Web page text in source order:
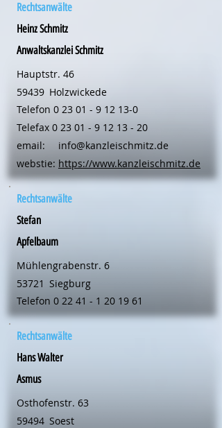
Rechtsanwälte
Heinz Schmitz
Anwaltskanzlei Schmitz
Hauptstr. 46
59439 Holzwickede
Telefon 0 23 01 - 9 12 13-0
Telefax 0 23 01 - 9 12 13 - 20
email:
webstie:
info@kanzleischmitz.de
https://www.kanzleischmitz.de
Rechtsanwälte
Stefan
Apfelbaum
Mühlengrabenstr. 6
53721 Siegburg
Telefon 0 22 41 - 1 20 19 61
Rechtsanwälte
Hans Walter
Asmus
Osthofenstr. 63
59494 Soest